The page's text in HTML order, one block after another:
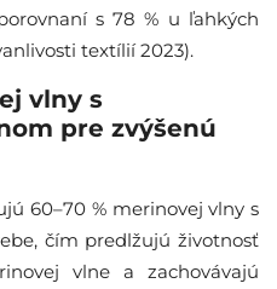
s 78 % u ľahkých
textílií 2023).
vlny s
pre zvýšenú
60–70 % merinovej vlny s
čím predlžujú životnosť
vlnе a zachovávajú